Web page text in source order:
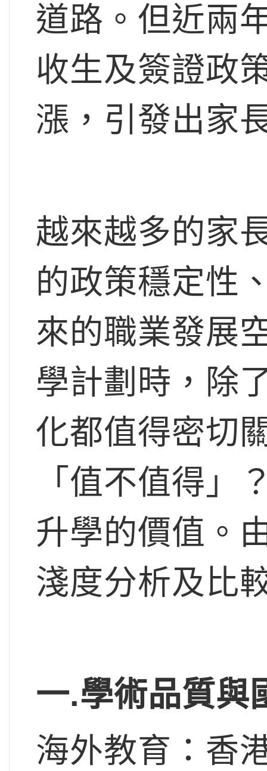
道路。但近兩
收生及簽證政
漲，引發出家
越來越多的家
的政策穩定性
來的職業發展
學計劃時，除
化都值得密切
「值不值得」
升學的價值。
淺度分析及比
一.學術品質與
海外教育：香